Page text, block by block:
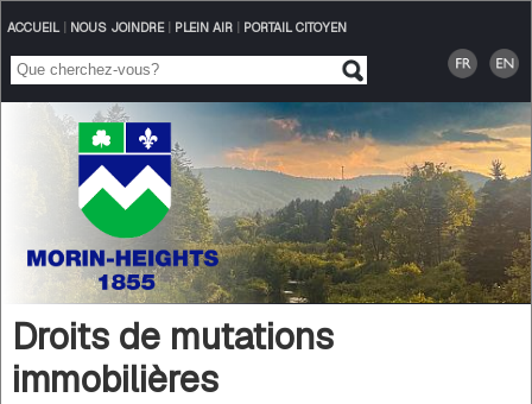
ACCUEIL| NOUS JOINDRE| PLEIN AIR| PORTAIL CITOYEN
Droits de mutations
immobilières